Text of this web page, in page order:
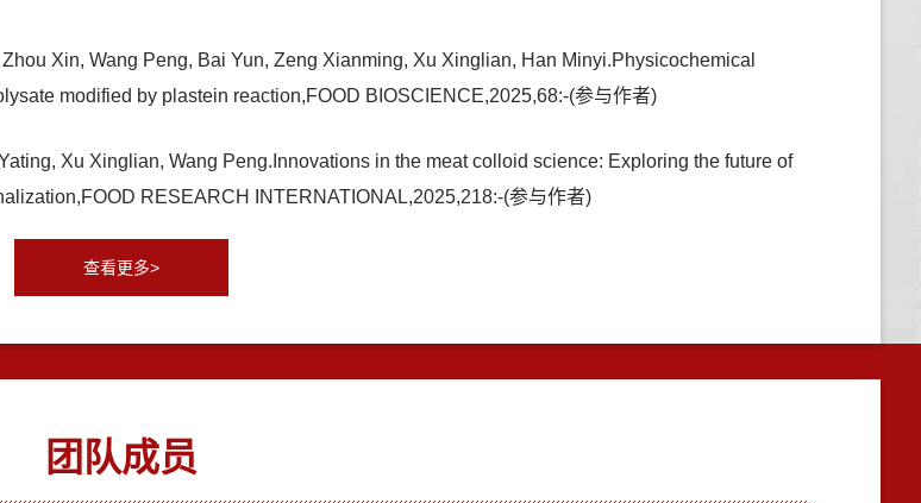
Xin, Wang Peng, Bai Yun, Zeng Xianming, Xu Xinglian, Han Minyi.Physicochemical
modified by plastein reaction,FOOD BIOSCIENCE,2025,68:-(参与作者)
Xu Xinglian, Wang Peng.Innovations in the meat colloid science: Exploring the future of
RESEARCH INTERNATIONAL,2025,218:-(参与作者)
查看更多>
团队成员